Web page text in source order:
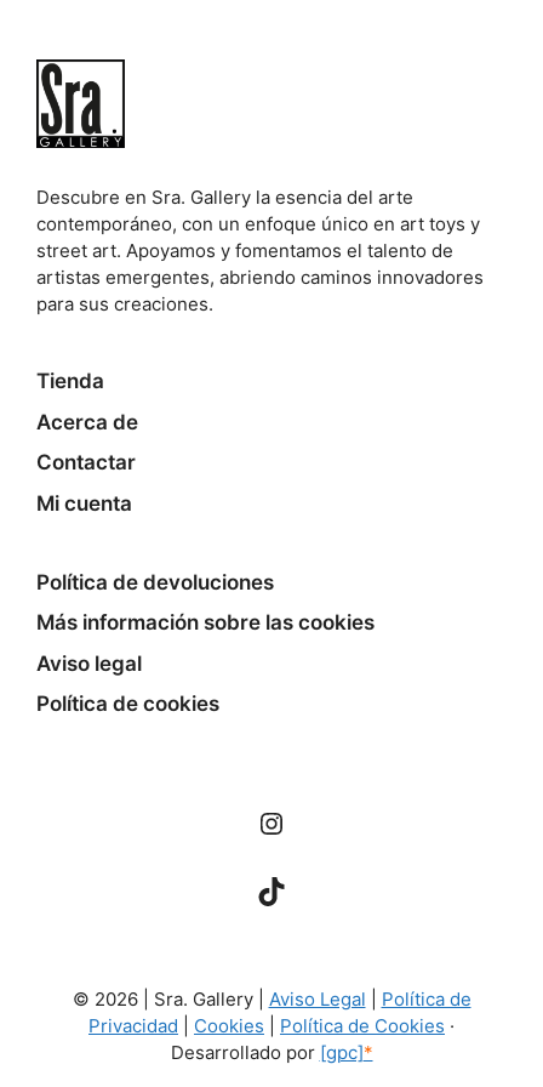
Descubre en Sra. Gallery la esencia del arte
contemporáneo, con un enfoque único en art toys y
street art. Apoyamos y fomentamos el talento de
artistas emergentes, abriendo caminos innovadores
para sus creaciones.
Tienda
Acerca de
Contactar
Mi cuenta
Política de devoluciones
Más información sobre las cookies
Aviso legal
Política de cookies
Instagram
TikTok
© 2026 | Sra. Gallery | Aviso Legal
Política de
Privacidad
Cookies Política de Cookies ·
Desarrollado por [gpc]*